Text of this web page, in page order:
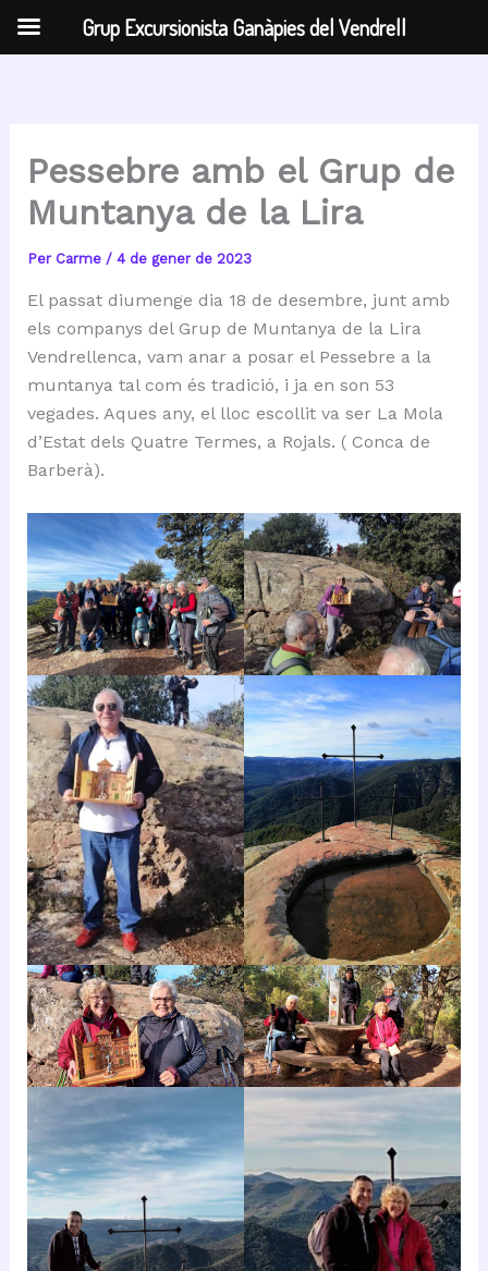
Pessebre amb el Grup de
Muntanya de la Lira
Per Carme / 4 de gener de 2023
El passat diumenge dia 18 de desembre, junt amb
els companys del Grup de Muntanya de la Lira
Vendrellenca, vam anar a posar el Pessebre a la
muntanya tal com és tradició, i ja en son 53
vegades. Aques any, el lloc escollit va ser La Mola
d’Estat dels Quatre Termes, a Rojals. ( Conca de
Barberà).
Grup Excursionista Ganàpies del Vendrell